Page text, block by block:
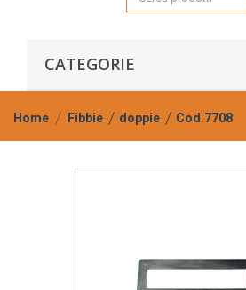
CATEGORIE
Home Fibbie doppie Cod.7708